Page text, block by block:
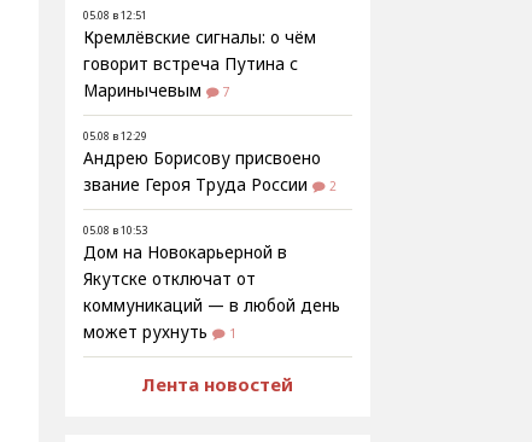
05.08 в 12:51
Кремлёвские сигналы: о чём
говорит встреча Путина с
Маринычевым
7
05.08 в 12:29
Андрею Борисову присвоено
звание Героя Труда России
2
05.08 в 10:53
Дом на Новокарьерной в
Якутске отключат от
коммуникаций — в любой день
может рухнуть
1
Лента новостей